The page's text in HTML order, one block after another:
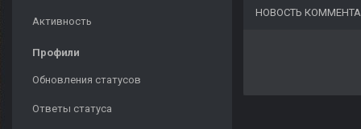
Активность
Профили
Обновления статусов
Ответы статуса
НОВОСТЬ